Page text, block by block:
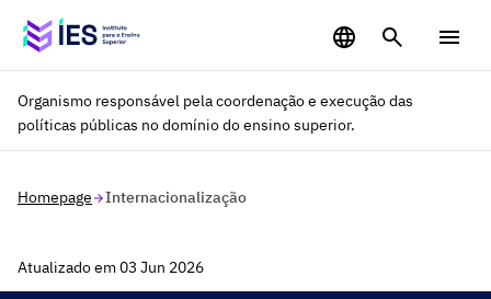
Saltar para o conteúdo principal
Organismo responsável pela coordenação e execução das
políticas públicas no domínio do ensino superior.
Homepage Internacionalização
Atualizado em 03 Jun 2026